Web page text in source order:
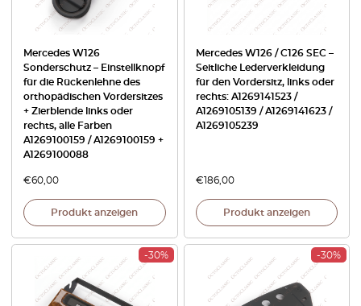
Mercedes W126
Sonderschutz – Einstellknopf
für die Rückenlehne des
orthopädischen Vordersitzes
+ Zierblende links oder
rechts, alle Farben
A1269100159 / A1269100159 +
A1269100088
€60,00
Produkt anzeigen
Mercedes W126 / C126 SEC –
Seitliche Lederverkleidung
für den Vordersitz, links oder
rechts: A1269141523 /
A1269105139 / A1269141623 /
A1269105239
€186,00
Produkt anzeigen
-30% -30%